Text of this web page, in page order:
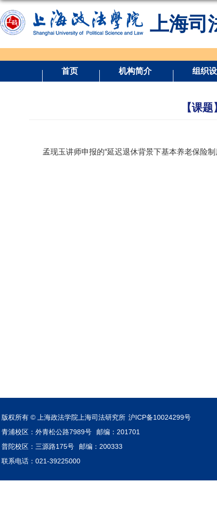
上海司
首页 机构简介 组织
【课
孟现玉讲师申报的“延迟退休背景下基本养老保险
版权所有 © 上海政法学院上海司法研究所 沪ICP备10024299号
青浦校区：外青松公路7989号
邮编：201701
普陀校区：三源路175号
邮编：200333
联系电话：021-39225000